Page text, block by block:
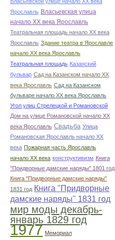
Ярославль Власьевская улица
начало ХХ века Ярославль
Театральная площадь начало ХХ века
Ярославль Здание театра в Ярославле
начало ХХ века Ярославль
Театральная площадь Казанский
бульвар Сад на Казанском начало ХХ
века Ярославль Сад на Казанском
бульваре начало ХХ века Ярославль
Угол улиц Стрелецкой и Романовской
Дом на улице Романовской начало ХХ
века Ярославль Свадьба Улица
Романовская Ярославль начало ХХ
века Пожарная часть Ярославль
начало ХХ века конструктивизм Книга
"Придворные дамские наряды" 1801 год
Книга "Придворные дамские наряды"
1831 год Книга "Придворные
дамские наряды" 1831 год
мир моды декабрь-
январь 1829 год
1977 Мемориал